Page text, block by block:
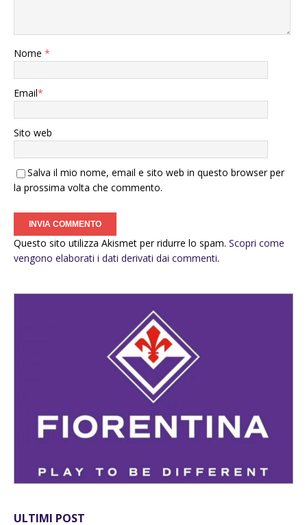
Nome *
Email*
Sito web
Salva il mio nome, email e sito web in questo browser per
la prossima volta che commento.
Questo sito utilizza Akismet per ridurre lo spam. Scopri come
vengono elaborati i dati derivati dai commenti.
ULTIMI POST